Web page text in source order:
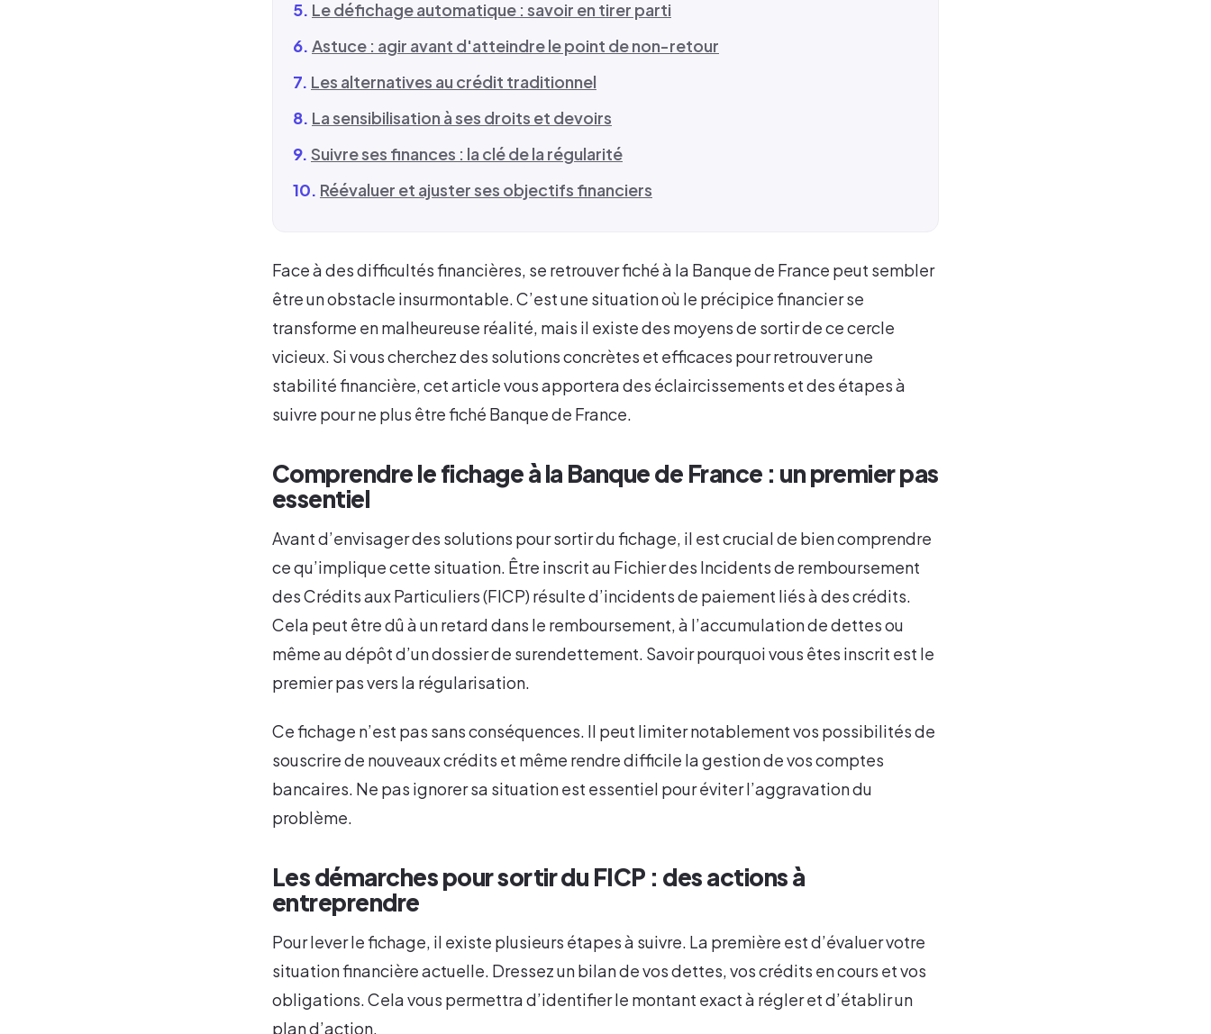
Le défichage automatique : savoir en tirer parti
Astuce : agir avant d'atteindre le point de non-retour
Les alternatives au crédit traditionnel
La sensibilisation à ses droits et devoirs
Suivre ses finances : la clé de la régularité
Réévaluer et ajuster ses objectifs financiers
Face à des difficultés financières, se retrouver fiché à la Banque de France peut sembler
être un obstacle insurmontable. C’est une situation où le précipice financier se
transforme en malheureuse réalité, mais il existe des moyens de sortir de ce cercle
vicieux. Si vous cherchez des solutions concrètes et efficaces pour retrouver une
stabilité financière, cet article vous apportera des éclaircissements et des étapes à
suivre pour ne plus être fiché Banque de France.
Comprendre le fichage à la Banque de France : un premier pas
essentiel
Avant d’envisager des solutions pour sortir du fichage, il est crucial de bien comprendre
ce qu’implique cette situation. Être inscrit au Fichier des Incidents de remboursement
des Crédits aux Particuliers (FICP) résulte d’incidents de paiement liés à des crédits.
Cela peut être dû à un retard dans le remboursement, à l’accumulation de dettes ou
même au dépôt d’un dossier de surendettement. Savoir pourquoi vous êtes inscrit est le
premier pas vers la régularisation.
Ce fichage n’est pas sans conséquences. Il peut limiter notablement vos possibilités de
souscrire de nouveaux crédits et même rendre difficile la gestion de vos comptes
bancaires. Ne pas ignorer sa situation est essentiel pour éviter l’aggravation du
problème.
Les démarches pour sortir du FICP : des actions à
entreprendre
Pour lever le fichage, il existe plusieurs étapes à suivre. La première est d’évaluer votre
situation financière actuelle. Dressez un bilan de vos dettes, vos crédits en cours et vos
obligations. Cela vous permettra d’identifier le montant exact à régler et d’établir un
plan d’action.